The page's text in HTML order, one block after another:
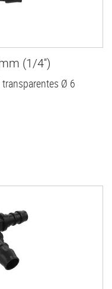
(1/4'')
Ø 6